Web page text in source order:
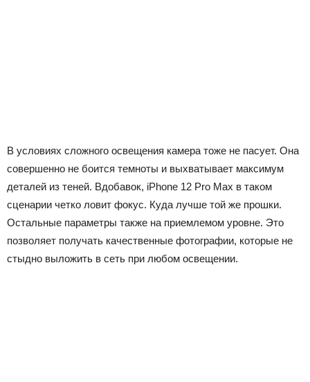
В условиях сложного освещения камера тоже не пасует. Она
совершенно не боится темноты и выхватывает максимум
деталей из теней. Вдобавок, iPhone 12 Pro Max в таком
сценарии четко ловит фокус. Куда лучше той же прошки.
Остальные параметры также на приемлемом уровне. Это
позволяет получать качественные фотографии, которые не
стыдно выложить в сеть при любом освещении.